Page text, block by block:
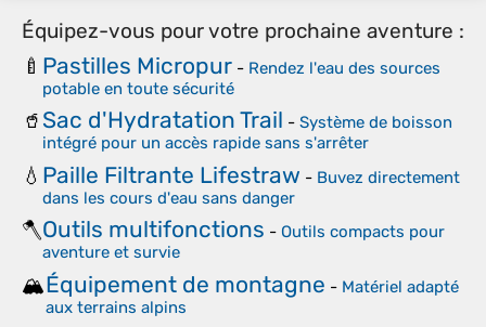
Équipez-vous pour votre prochaine aventure :
🍼 Pastilles Micropur - Rendez l'eau des sources
potable en toute sécurité
🥤 Sac d'Hydratation Trail - Système de boisson
intégré pour un accès rapide sans s'arrêter
💧 Paille Filtrante Lifestraw - Buvez directement
dans les cours d'eau sans danger
🪓Outils multifonctions - Outils compacts pour
aventure et survie
🏔️Équipement de montagne - Matériel adapté
aux terrains alpins